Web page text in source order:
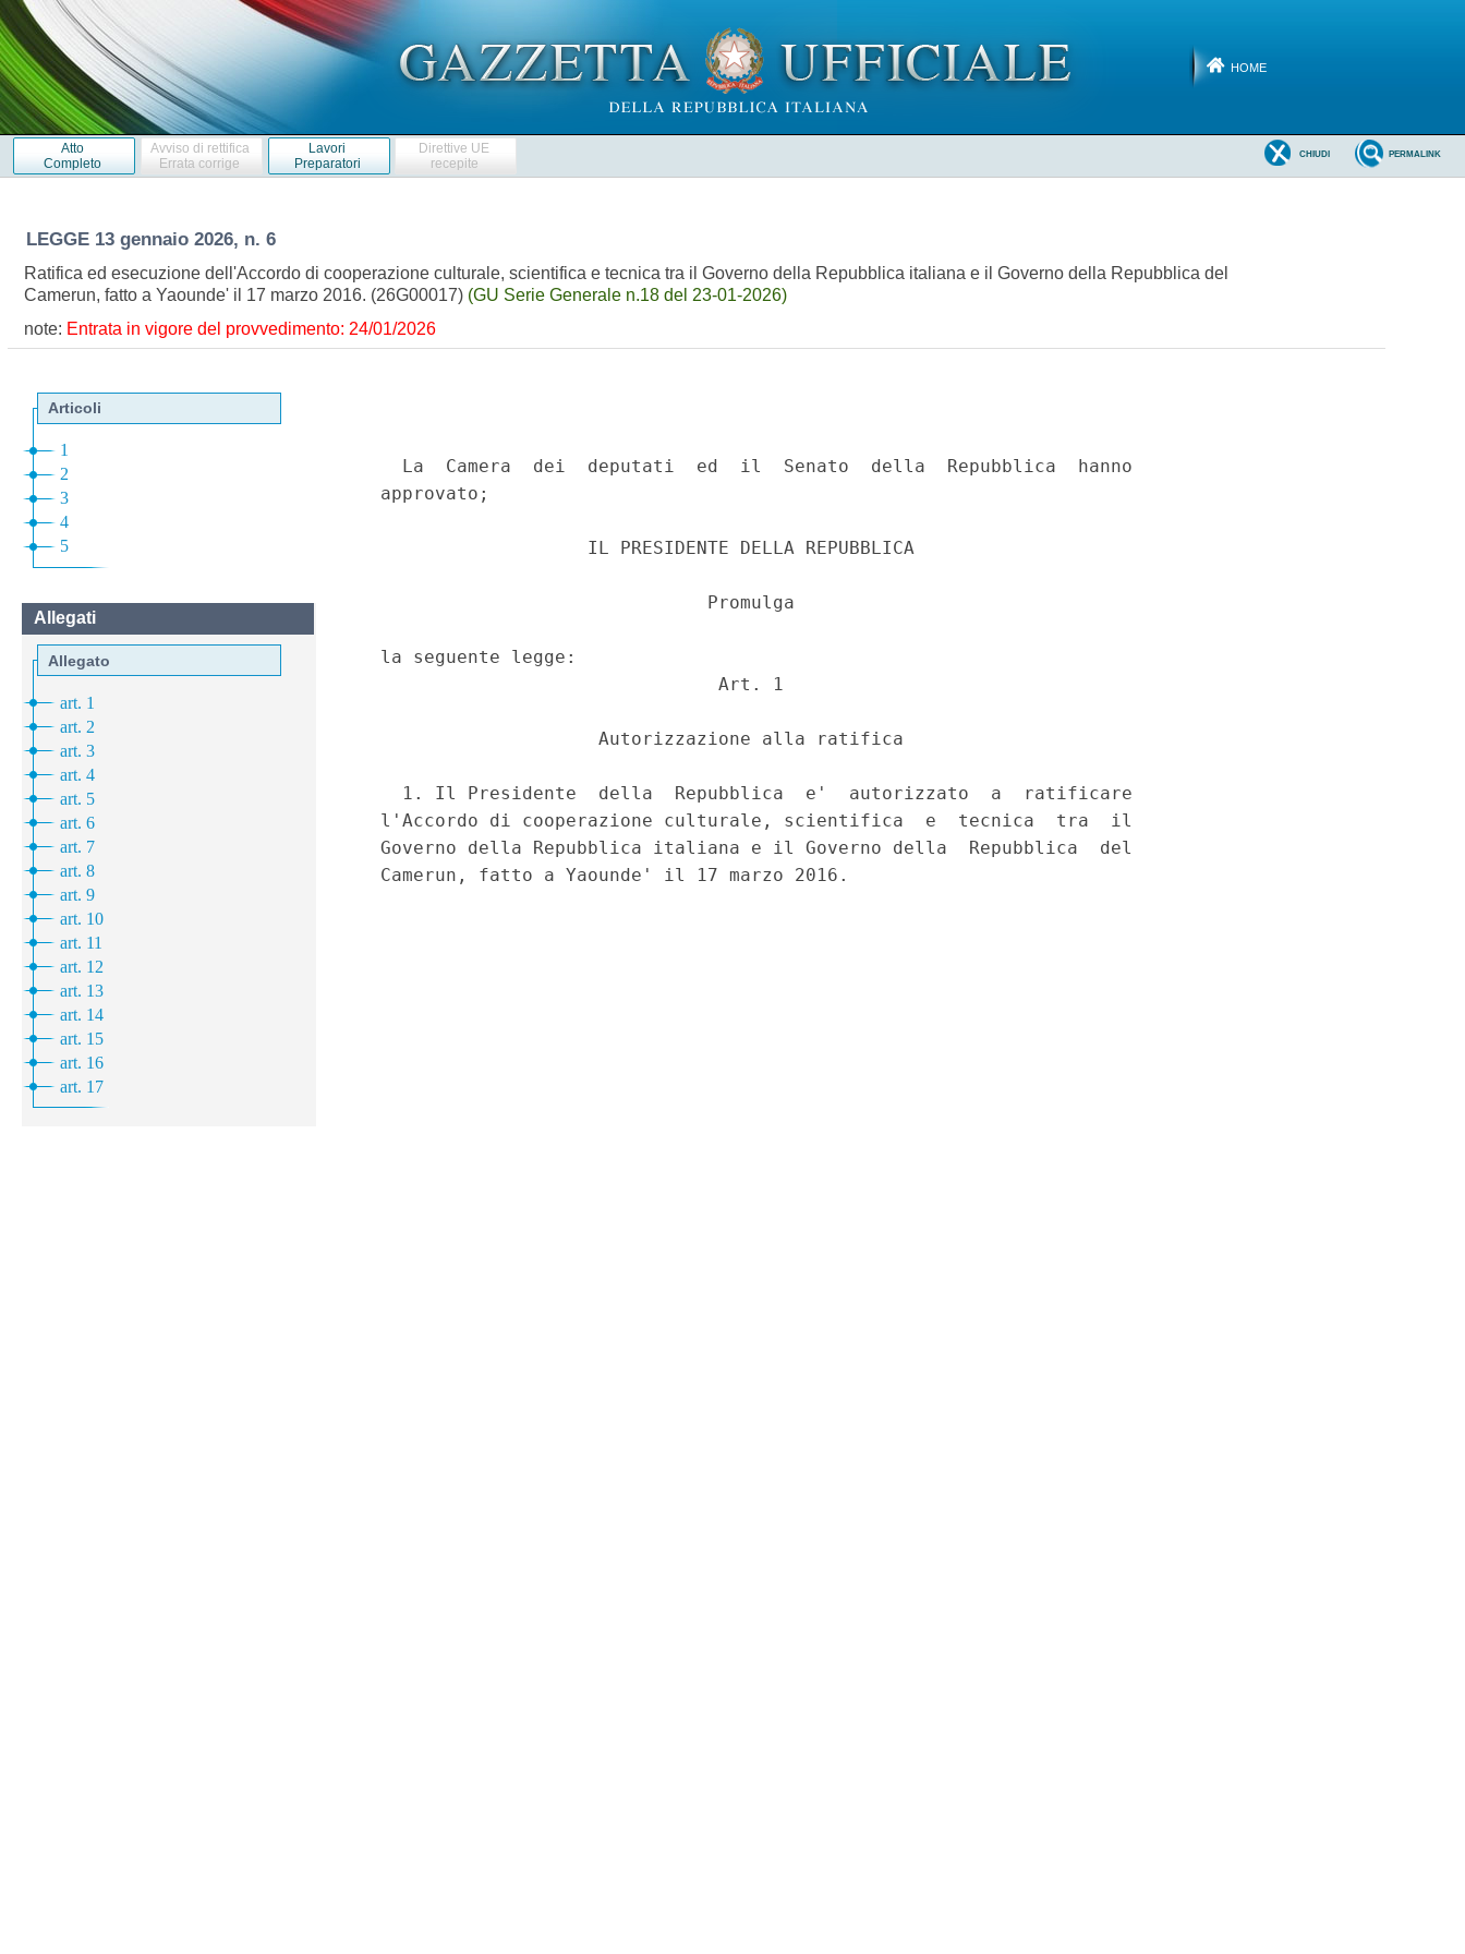
HOME
Atto
Completo
Avviso di rettifica
Errata corrige
Lavori
Preparatori
Direttive UE
recepite
PERMALINK
CHIUDI
LEGGE 13 gennaio 2026, n. 6
Ratifica ed esecuzione dell'Accordo di cooperazione culturale, scientifica e tecnica tra il Governo della Repubblica italiana e il Governo della Repubblica del
Camerun, fatto a Yaounde' il 17 marzo 2016. (26G00017) (GU Serie Generale n.18 del 23-01-2026)
note: Entrata in vigore del provvedimento: 24/01/2026